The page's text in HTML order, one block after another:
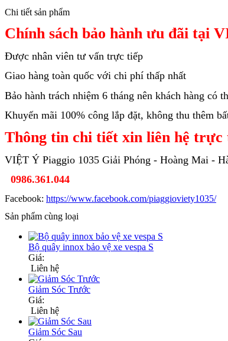
Chi tiết sản phẩm
Chính sách bảo hành ưu đãi tại
Được nhân viên tư vấn trực tiếp
Giao hàng toàn quốc với chi phí thấp nhất
Bảo hành trách nhiệm 6 tháng nên khách hàng có
Khuyến mãi 100% công lắp đặt, không thu thêm
Thông tin chi tiết xin liên hệ trực
VIỆT Ý Piaggio 1035 Giải Phóng - Hoàng Mai -
0986.361.044
Facebook: https://www.facebook.com/piaggioviety1035/
Sản phẩm cùng loại
Bộ quây innox bảo vệ xe vespa S
Giá:
Liên hệ
Giảm Sóc Trước
Giá:
Liên hệ
Giảm Sóc Sau